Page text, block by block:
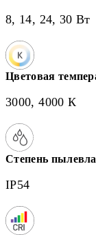
8, 14, 24, 30 Вт
Цветовая
3000, 4000 К
Степень
IP54